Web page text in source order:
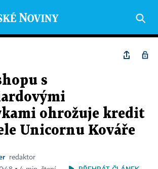
s
ohrožuje kredit
Unicornu Kováře
redaktor